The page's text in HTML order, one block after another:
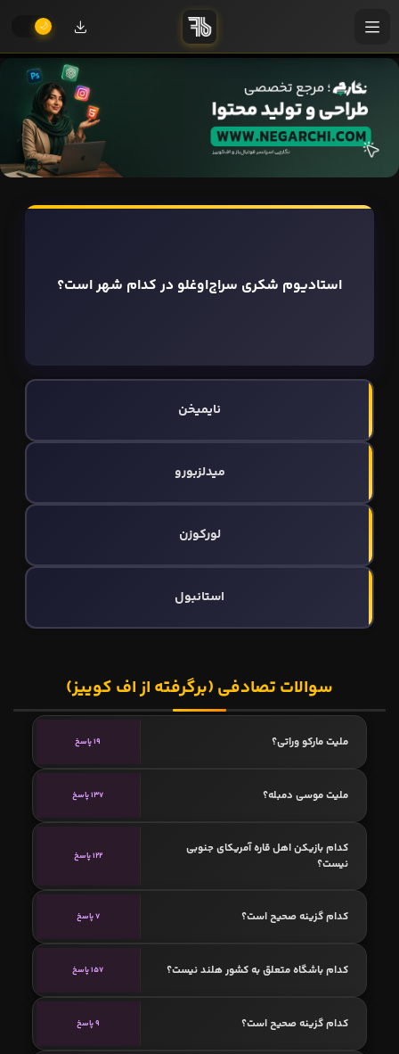
استادیوم شکری سراج‌اوغلو در کدام شهر است؟
نایمیخن
میدلزبورو
لورکوزن
استانبول
سوالات تصادفی (برگرفته از اف کوییز)
ملیت مارکو وراتی؟ 19 پاسخ
ملیت موسی دمبله؟ 137 پاسخ
کدام بازیکن اهل قاره آمریکای جنوبی
نیست؟
122 پاسخ
کدام گزینه صحیح است؟ 7 پاسخ
کدام باشگاه متعلق به کشور هلند نیست؟ 157 پاسخ
کدام گزینه صحیح است؟ 9 پاسخ